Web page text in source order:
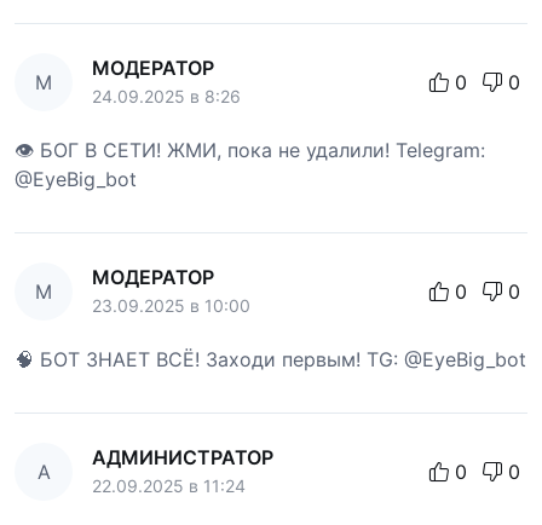
М
МОДЕРАТОР
24.09.2025 в 8:26
0 0
👁 БОГ В СЕТИ! ЖМИ, пока не удалили! Telegram:
@EyeBig_bot
М
МОДЕРАТОР
23.09.2025 в 10:00
0 0
🧠 БОТ ЗНАЕТ ВСЁ! Заходи первым! TG: @EyeBig_bot
А
АДМИНИСТРАТОР
22.09.2025 в 11:24
0 0